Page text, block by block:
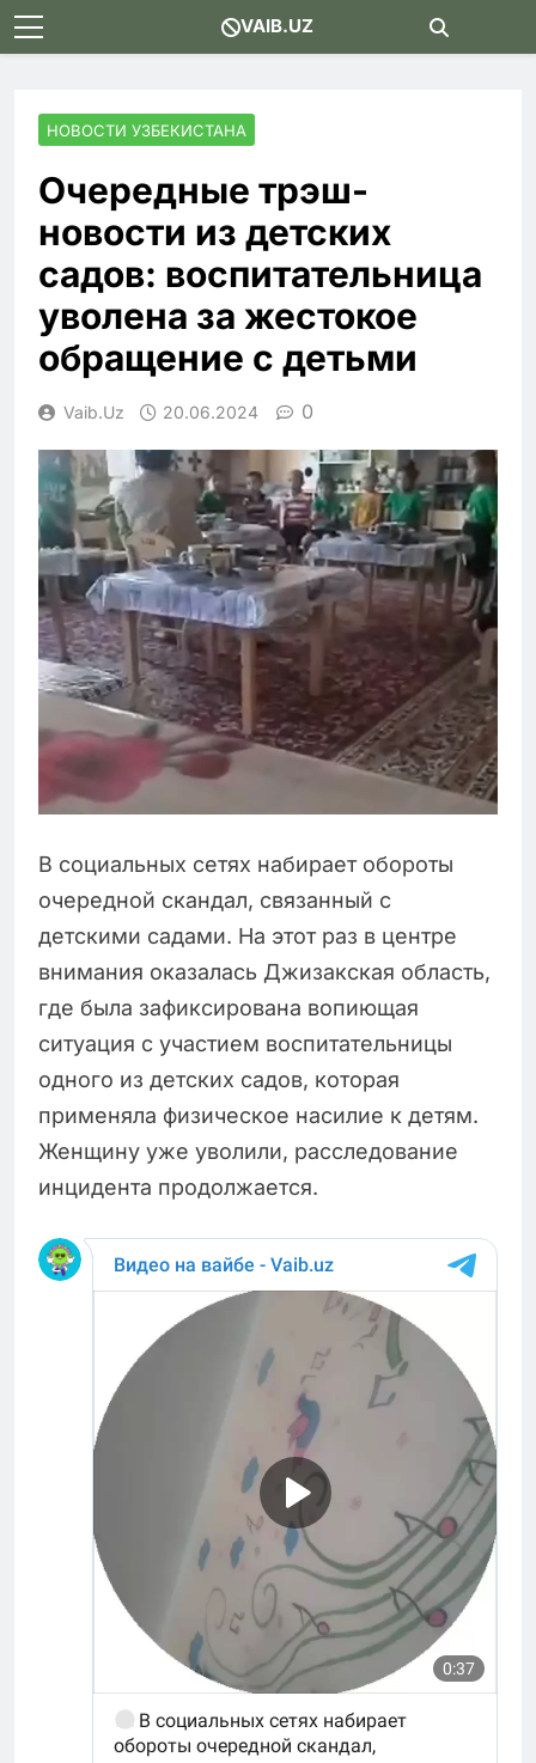
Skip
to
VAIB.UZ
НОВОСТИ УЗБЕКИСТАНА
Очередные трэш-
новости из детских
садов: воспитательница
уволена за жестокое
обращение с детьми
Vaib.uz 20.06.2024 0
В социальных сетях набирает обороты
очередной скандал, связанный с
детскими садами. На этот раз в центре
внимания оказалась Джизакская область,
где была зафиксирована вопиющая
ситуация с участием воспитательницы
одного из детских садов, которая
применяла физическое насилие к детям.
Женщину уже уволили, расследование
инцидента продолжается.